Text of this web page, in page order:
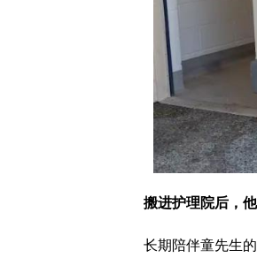
搬进护理院后，
长期陪伴童先生